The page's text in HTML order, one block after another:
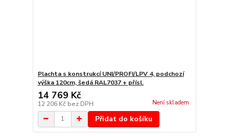
Plachta s konstrukcí UNI/PROFI/LPV 4, podchozí
výška 120cm, šedá RAL7037 + přísl.
14 769 Kč
12 206 Kč bez DPH Není skladem
Přidat do košíku